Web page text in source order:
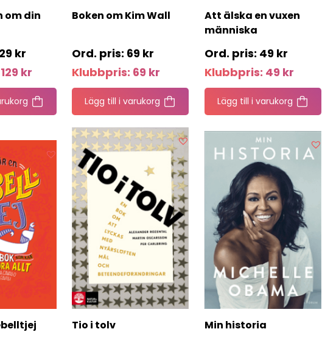
om din
kr
129 kr
Boken om Kim Wall
69 kr
Klubbpris: 69 kr
Lägg till i varukorg
Att älska en vuxen
människa
49 kr
Klubbpris: 49 kr
Lägg till i varukorg
Tio i tolv Min historia